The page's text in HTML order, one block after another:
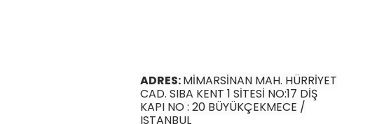
ADRES:MİMARSİNAN MAH. HÜRRİYET
CAD. SIBA KENT 1 SİTESİ NO:17 DİŞ
KAPI NO : 20 BÜYÜKÇEKMECE /
ISTANBUL